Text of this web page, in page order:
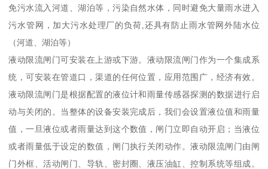
免污水流入河道、湖泊等，污染自然水体，同时避免大量雨水进入
污水管网，加大污水处理厂的负荷,还具有防止雨水管网外陆水位
（河道、湖泊等）
液动限流闸门可安装在上游或下游。液动限流闸门作为一个集成系
统，可安装在管道口，渠道的任何位置，应用范围广，经济有效。
液动限流闸门是根据配置的液位计和雨量传感器探测的数据进行启
动与关闭的。当整体的设备安装完成后，我们会设置液位值和雨量
值，一旦液位或者雨量达到这个数值，闸门立即自动开启；当液位
或者雨量低于设定的数值，闸门执行关闭动作。液动限流闸门由闸
门外框、活动闸门、导轨、密封圈、液压油缸、控制系统等组成。